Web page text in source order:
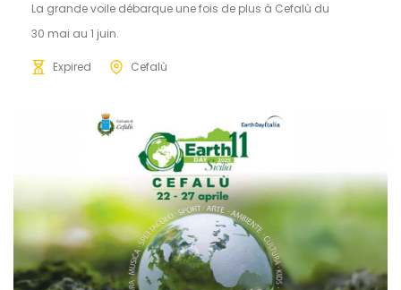
La grande voile débarque une fois de plus à Cefalù du
30 mai au 1 juin.
Expired Cefalù